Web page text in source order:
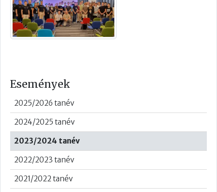
Események
2025/2026 tanév
2024/2025 tanév
2023/2024 tanév
2022/2023 tanév
2021/2022 tanév